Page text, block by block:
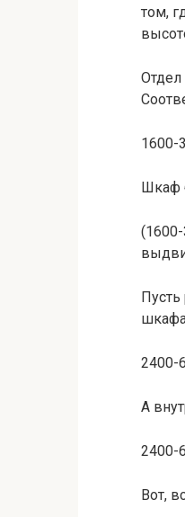
том,
Отдел
1600-
Шкаф
2400-
А
2400-
Вот,